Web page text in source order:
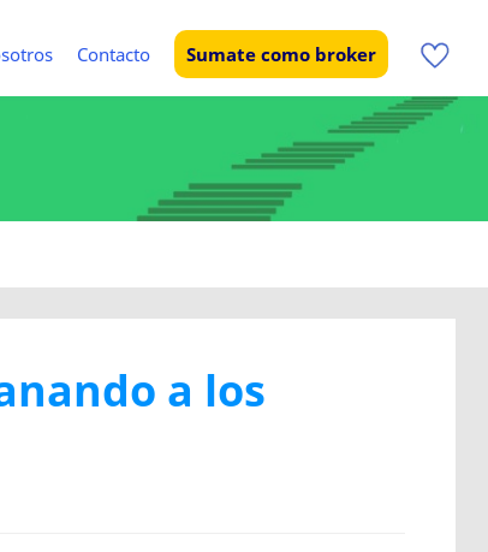
Contacto Sumate como broker
a los